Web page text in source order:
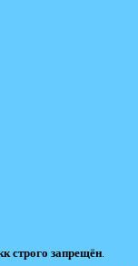
строго запрещён